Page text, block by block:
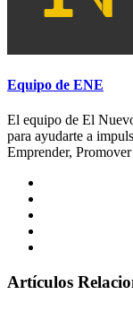
Equipo de ENE
El equipo de El
para ayudarte a
Emprender,
Artículos